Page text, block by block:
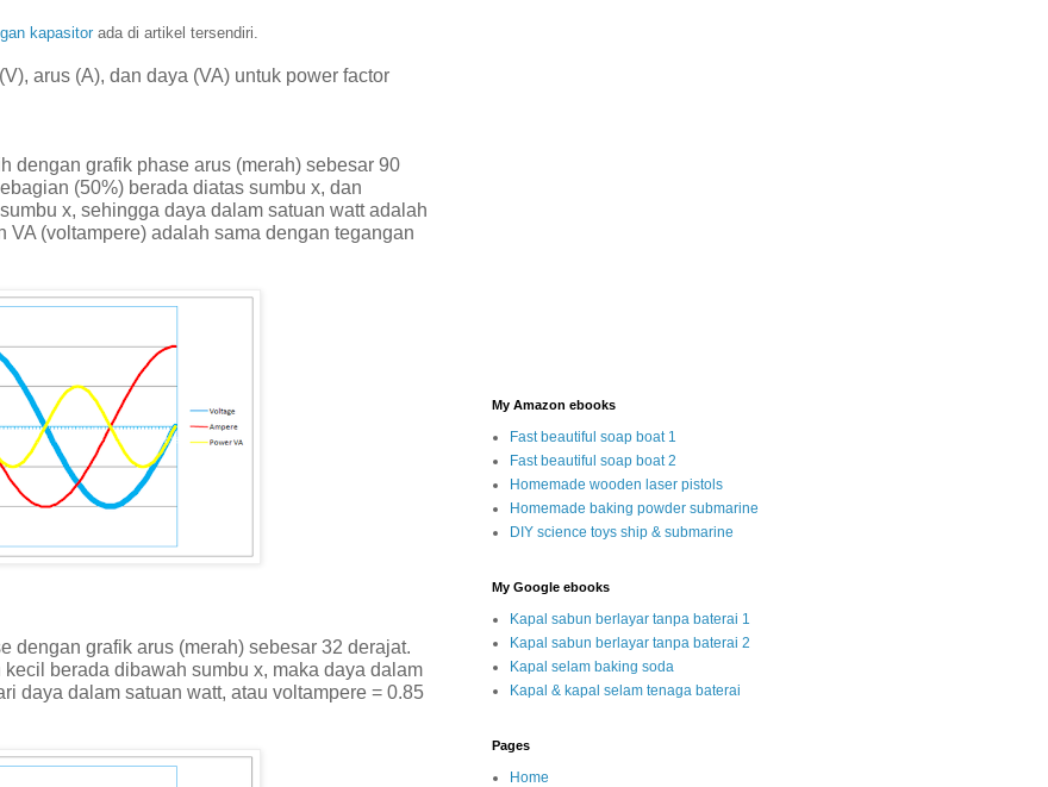
kapasitor ada di artikel tersendiri.
arus (A), dan daya (VA) untuk power factor
dengan grafik phase arus (merah) sebesar 90
(50%) berada diatas sumbu x, dan
x, sehingga daya dalam satuan watt adalah
(voltampere) adalah sama dengan tegangan
dengan grafik arus (merah) sebesar 32 derajat.
berada dibawah sumbu x, maka daya dalam
daya dalam satuan watt, atau voltampere = 0.85
My Amazon ebooks
Fast beautiful soap boat 1
Fast beautiful soap boat 2
Homemade wooden laser pistols
Homemade baking powder submarine
DIY science toys ship & submarine
My Google ebooks
Kapal sabun berlayar tanpa baterai 1
Kapal sabun berlayar tanpa baterai 2
Kapal selam baking soda
Kapal & kapal selam tenaga baterai
Pages
Home